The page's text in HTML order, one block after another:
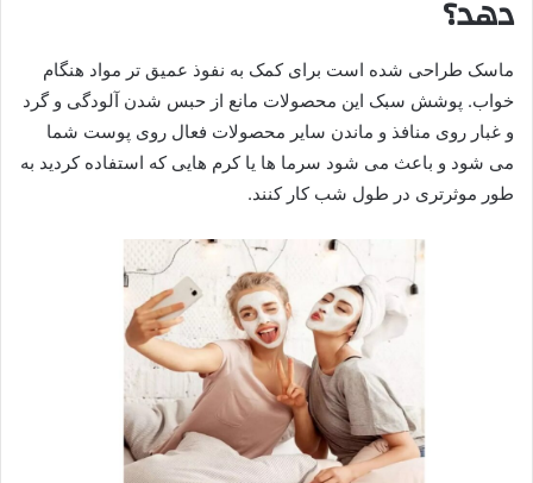
دهد؟
ماسک طراحی شده است برای کمک به نفوذ عمیق تر مواد هنگام
خواب. پوشش سبک این محصولات مانع از حبس شدن آلودگی و گرد
و غبار روی منافذ و ماندن سایر محصولات فعال روی پوست شما
می شود و باعث می شود سرما ها یا کرم هایی که استفاده کردید به
طور موثرتری در طول شب کار کنند.